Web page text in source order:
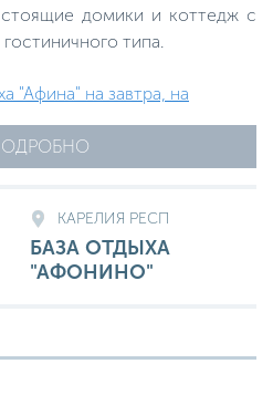
стоящие домики и коттедж с
типа.
"Афина" на завтра, на
КАРЕЛИЯ РЕСП
БАЗА ОТДЫХА
"АФОНИНО"